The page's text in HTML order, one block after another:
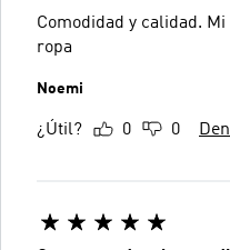
Comodidad y calidad.
ropa
Noemi
¿Útil? 0 0